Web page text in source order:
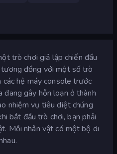
trò chơi giả lập chiến đấu
đồng với một số trò
các hệ máy console trước
đang gây hỗn loạn ở thành
nhiệm vụ tiêu diệt chúng
bắt đầu trò chơi, bạn phải
Mỗi nhân vật có một bộ di